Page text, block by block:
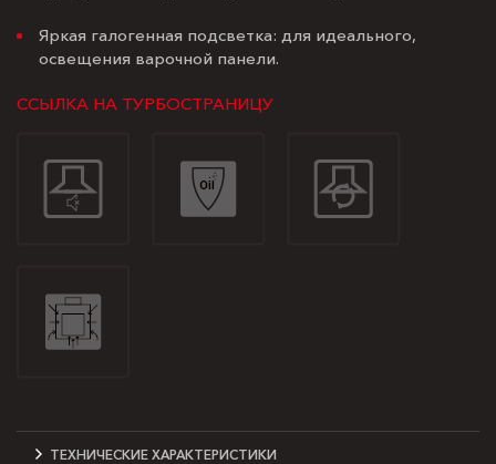
Яркая галогенная подсветка: для идеального,
освещения варочной панели.
ССЫЛКА НА ТУРБОСТРАНИЦУ
ТЕХНИЧЕСКИЕ ХАРАКТЕРИСТИКИ